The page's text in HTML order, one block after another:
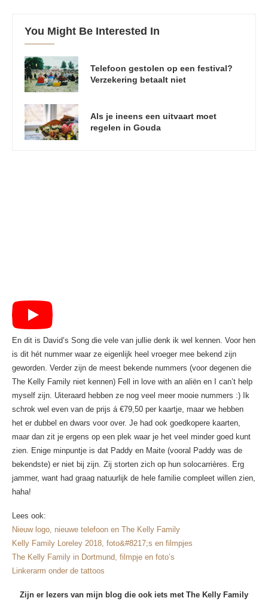
You Might Be Interested In
Telefoon gestolen op een festival?
Verzekering betaalt niet
Als je ineens een uitvaart moet
regelen in Gouda
En dit is David’s Song die vele van jullie denk ik wel kennen. Voor hen
is dit hét nummer waar ze eigenlijk heel vroeger mee bekend zijn
geworden. Verder zijn de meest bekende nummers (voor degenen die
The Kelly Family niet kennen) Fell in love with an aliën en I can’t help
myself zijn. Uiteraard hebben ze nog veel meer mooie nummers :) Ik
schrok wel even van de prijs á €79,50 per kaartje, maar we hebben
het er dubbel en dwars voor over. Je had ook goedkopere kaarten,
maar dan zit je ergens op een plek waar je het veel minder goed kunt
zien. Enige minpuntje is dat Paddy en Maite (vooral Paddy was de
bekendste) er niet bij zijn. Zij storten zich op hun solocarrières. Erg
jammer, want had graag natuurlijk de hele familie compleet willen zien,
haha!
Lees ook:
Nieuw logo, nieuwe telefoon en The Kelly Family
Kelly Family Loreley 2018, foto&#8217;s en filmpjes
The Kelly Family in Dortmund, filmpje en foto’s
Linkerarm onder de tattoos
Zijn er lezers van mijn blog die ook iets met The Kelly Family